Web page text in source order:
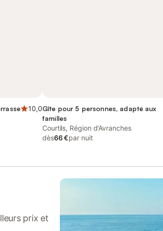
10,0Gîte pour 5 personnes, adapté aux
familles
Courtils, Région d'Avranches
dès66 €par nuit
prix et